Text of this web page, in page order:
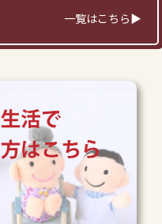
一覧はこちら▶